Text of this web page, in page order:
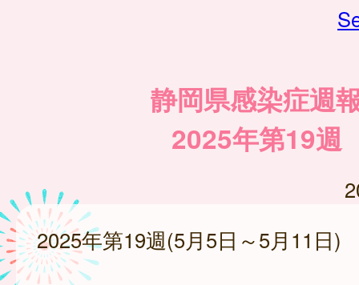
静岡県感染症週
2025年第19週
2025年第19週(5月5日～5月11日)